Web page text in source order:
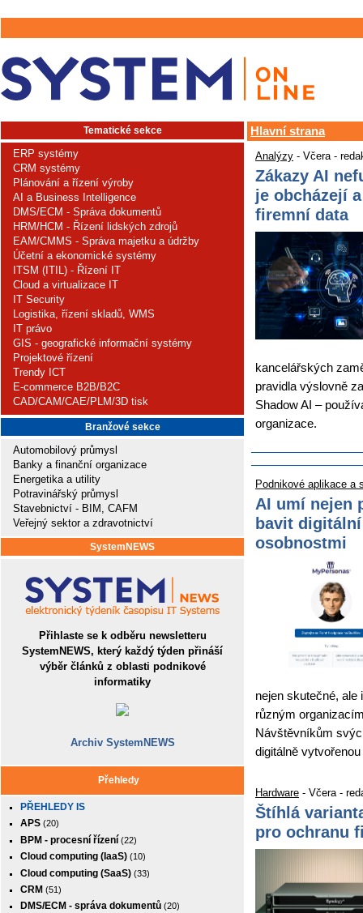
Tematické sekce
ERP systémy
CRM systémy
Plánování a řízení výroby
AI a Business Intelligence
DMS/ECM - Správa dokumentů
HRM/HCM - Řízení lidských zdrojů
EAM/CMMS - Správa majetku a údržby
Účetní a ekonomické systémy
ITSM (ITIL) - Řízení IT
Cloud a virtualizace IT
IT Security
Logistika, řízení skladů, WMS
IT právo
GIS - geografické informační systémy
Projektové řízení
Trendy ICT
E-commerce B2B/B2C
CAD/CAM/CAE/PLM/3D tisk
Branžové sekce
Automobilový průmysl
Banky a finanční organizace
Energetika a utility
Potravinářský průmysl
Stavebnictví - BIM, CAFM
Veřejný sektor a zdravotnictví
SystemNEWS
Přihlaste se k odběru newsletteru
SystemNEWS, který každý týden přináší
výběr článků z oblasti podnikové
informatiky
Archiv SystemNEWS
Přehledy
PŘEHLEDY IS
APS (20)
BPM - procesní řízení (22)
Cloud computing (IaaS) (10)
Cloud computing (SaaS) (33)
CRM (51)
DMS/ECM - správa dokumentů (20)
Hlavní strana
Analýzy - Včera -
Zákazy AI
je obcházejí
firemní data
kancelářských
pravidla výslovně
Shadow AI –
organizace.
Podnikové aplikace a
AI umí nejen
bavit
osobnostmi
nejen skutečné, ale
různým
Návštěvníkům
digitálně
Hardware - Včera -
Štíhlá
pro ochranu